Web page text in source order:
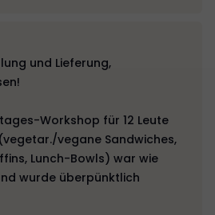
und Lieferung,
Workshop für 12 Leute
vegane Sandwiches,
Lunch-Bowls) war wie
wurde überpünktlich